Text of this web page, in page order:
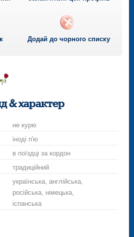
Додай до чорного списку
троянду
& характер
не курю
іноді п'ю
в поїздці за кордон
традиційний
українська, англійська,
російська, німецька,
іспанська